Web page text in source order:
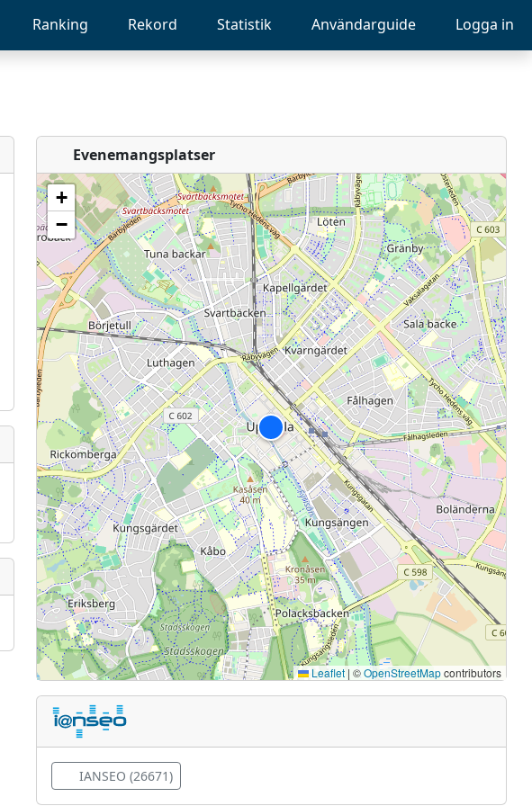
Ranking Rekord Statistik Användarguide Logga in
Evenemangsplatser
+
−
Leaflet | ©OpenStreetMapcontributors
IANSEO (26671)